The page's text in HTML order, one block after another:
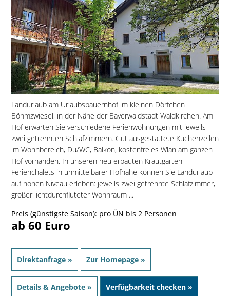
Landurlaub am Urlaubsbauernhof im kleinen Dörfchen
Böhmzwiesel, in der Nähe der Bayerwaldstadt Waldkirchen. Am
Hof erwarten Sie verschiedene Ferienwohnungen mit jeweils
zwei getrennten Schlafzimmern. Gut ausgestattete Küchenzeilen
im Wohnbereich, Du/WC, Balkon, kostenfreies Wlan am ganzen
Hof vorhanden. In unseren neu erbauten Krautgarten-
Ferienchalets in unmittelbarer Hofnähe können Sie Landurlaub
auf hohen Niveau erleben: jeweils zwei getrennte Schlafzimmer,
großer lichtdurchfluteter Wohnraum ...
Preis (günstigste Saison): pro ÜN bis 2 Personen
ab 60 Euro
Direktanfrage » Zur Homepage »
Details & Angebote » Verfügbarkeit checken »